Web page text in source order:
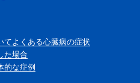
て よくある心臓病の症状
た場合
的な症例